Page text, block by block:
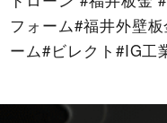
フォーム#福井外壁
ーム#ビレクト#IG工